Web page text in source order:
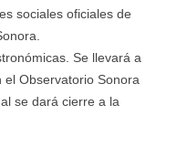
sociales oficiales de
Se llevará a
Observatorio Sonora
se dará cierre a la